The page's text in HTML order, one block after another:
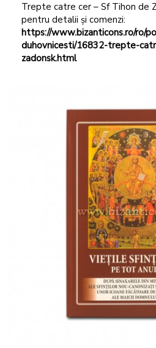
Trepte catre cer – Sf Tihon de
pentru detalii și comenzi:
https://www.bizanticons.ro/ro/
duhovnicesti/16832-trepte-
zadonsk.html